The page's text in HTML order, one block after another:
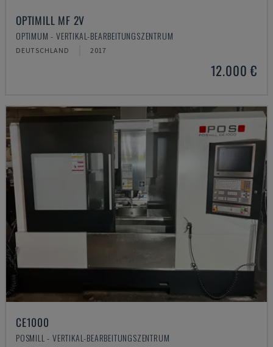
OPTIMILL MF 2V
OPTIMUM - VERTIKAL-BEARBEITUNGSZENTRUM
DEUTSCHLAND 2017
12.000 €
CE1000
POSMILL - VERTIKAL-BEARBEITUNGSZENTRUM